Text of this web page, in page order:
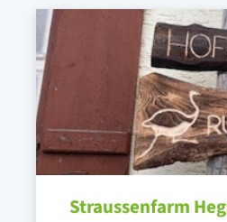
Straussenfarm